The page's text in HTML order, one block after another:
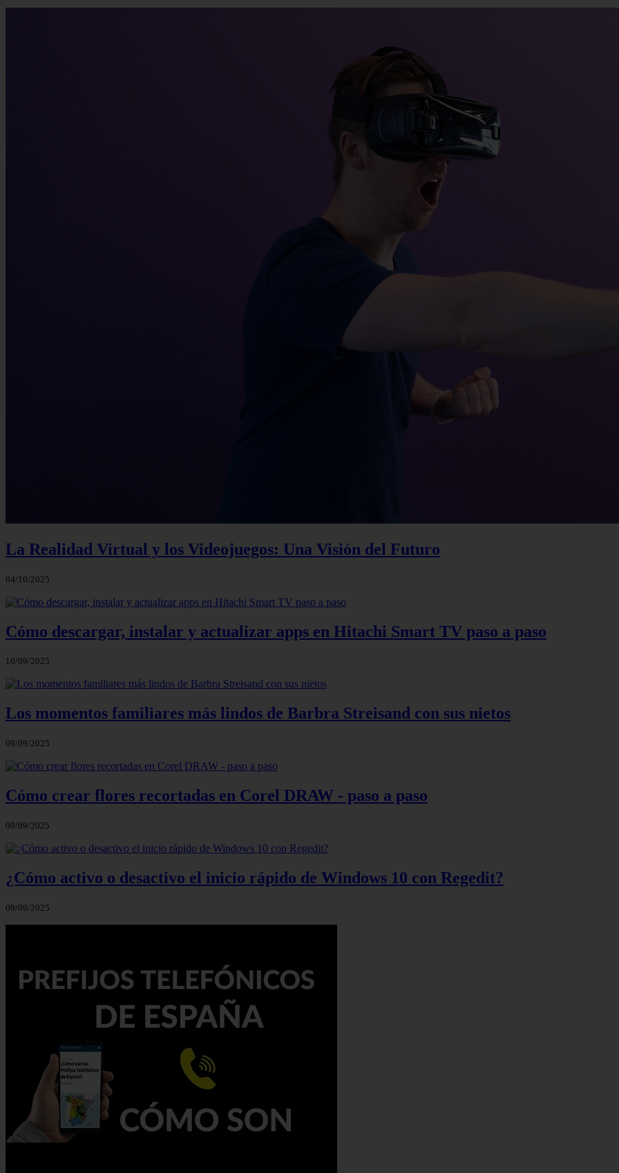
La Realidad Virtual y los Videojuegos: Una Visión del Futuro
04/10/2025
Cómo descargar, instalar y actualizar apps en Hitachi Smart TV paso a paso
10/09/2025
Los momentos familiares más lindos de Barbra Streisand con sus nietos
09/09/2025
Cómo crear flores recortadas en Corel DRAW - paso a paso
09/09/2025
¿Cómo activo o desactivo el inicio rápido de Windows 10 con Regedit?
09/09/2025